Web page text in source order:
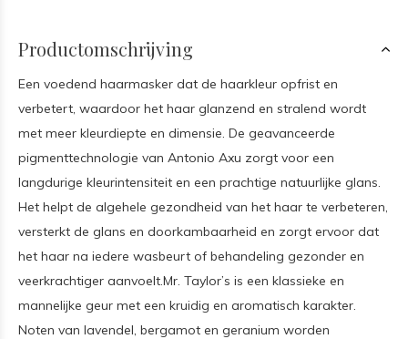
Productomschrijving
Een voedend haarmasker dat de haarkleur opfrist en
verbetert, waardoor het haar glanzend en stralend wordt
met meer kleurdiepte en dimensie. De geavanceerde
pigmenttechnologie van Antonio Axu zorgt voor een
langdurige kleurintensiteit en een prachtige natuurlijke glans.
Het helpt de algehele gezondheid van het haar te verbeteren,
versterkt de glans en doorkambaarheid en zorgt ervoor dat
het haar na iedere wasbeurt of behandeling gezonder en
veerkrachtiger aanvoelt.Mr. Taylor’s is een klassieke en
mannelijke geur met een kruidig en aromatisch karakter.
Noten van lavendel, bergamot en geranium worden